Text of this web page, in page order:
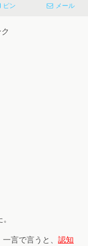
ピン メール
言で言うと、 認知